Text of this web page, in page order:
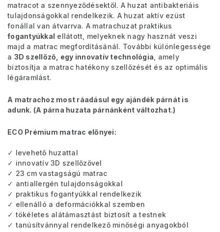
matracot a szennyeződésektől. A huzat antibakteriáis
tulajdonságokkal rendelkezik. A huzat aktív ezüst
fonállal van átvarrva. A matrachuzat praktikus
fogantyúkkal ellátott, melyeknek nagy hasznát veszi
majd a matrac megfordításánál. További különlegessége
a 3D szellőző, egy innovatív technológia , amely
biztosítja a matrac hatékony szellőzését és az optimális
légáramlást.
A matrachoz most ráadásul egy ajándék párnát is
adunk. (A párna huzata párnánként változhat.)
ECO Prémium matrac előnyei:
✓ levehető huzattal
✓ innovatív 3D szellőzővel
✓ 23 cm vastagságú matrac
✓ antiallergén tulajdonságokkal
✓ praktikus fogantyúkkal rendelkezik
✓ ellenálló a deformációkkal szemben
✓ tökéletes alátámasztást biztosít a testnek
✓ tanúsítvánnyal rendelkező minőségi anyagokból